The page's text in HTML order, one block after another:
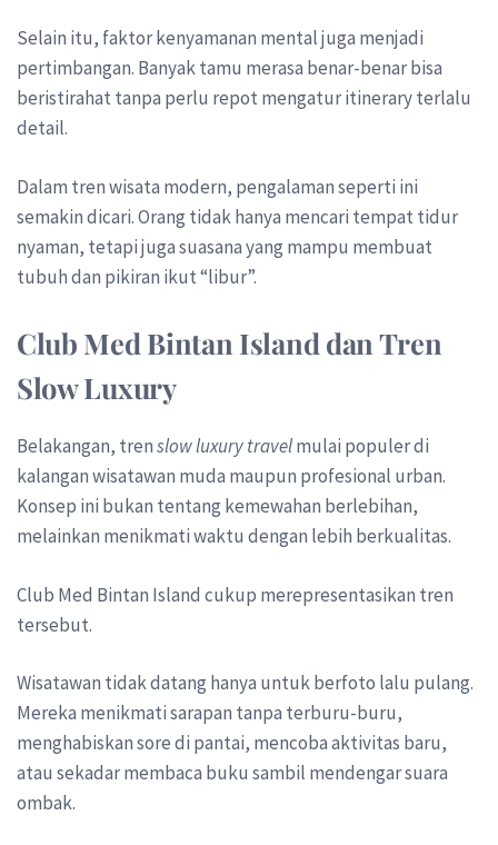
Selain itu, faktor kenyamanan mental juga menjadi
pertimbangan. Banyak tamu merasa benar-benar bisa
beristirahat tanpa perlu repot mengatur itinerary terlalu
detail.
Dalam tren wisata modern, pengalaman seperti ini
semakin dicari. Orang tidak hanya mencari tempat tidur
nyaman, tetapi juga suasana yang mampu membuat
tubuh dan pikiran ikut “libur”.
Club Med Bintan Island dan Tren
Slow Luxury
Belakangan, trenslow luxury travelmulai populer di
kalangan wisatawan muda maupun profesional urban.
Konsep ini bukan tentang kemewahan berlebihan,
melainkan menikmati waktu dengan lebih berkualitas.
Club Med Bintan Island cukup merepresentasikan tren
tersebut.
Wisatawan tidak datang hanya untuk berfoto lalu pulang.
Mereka menikmati sarapan tanpa terburu-buru,
menghabiskan sore di pantai, mencoba aktivitas baru,
atau sekadar membaca buku sambil mendengar suara
ombak.